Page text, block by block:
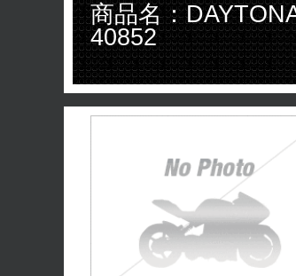
商品名：
40852